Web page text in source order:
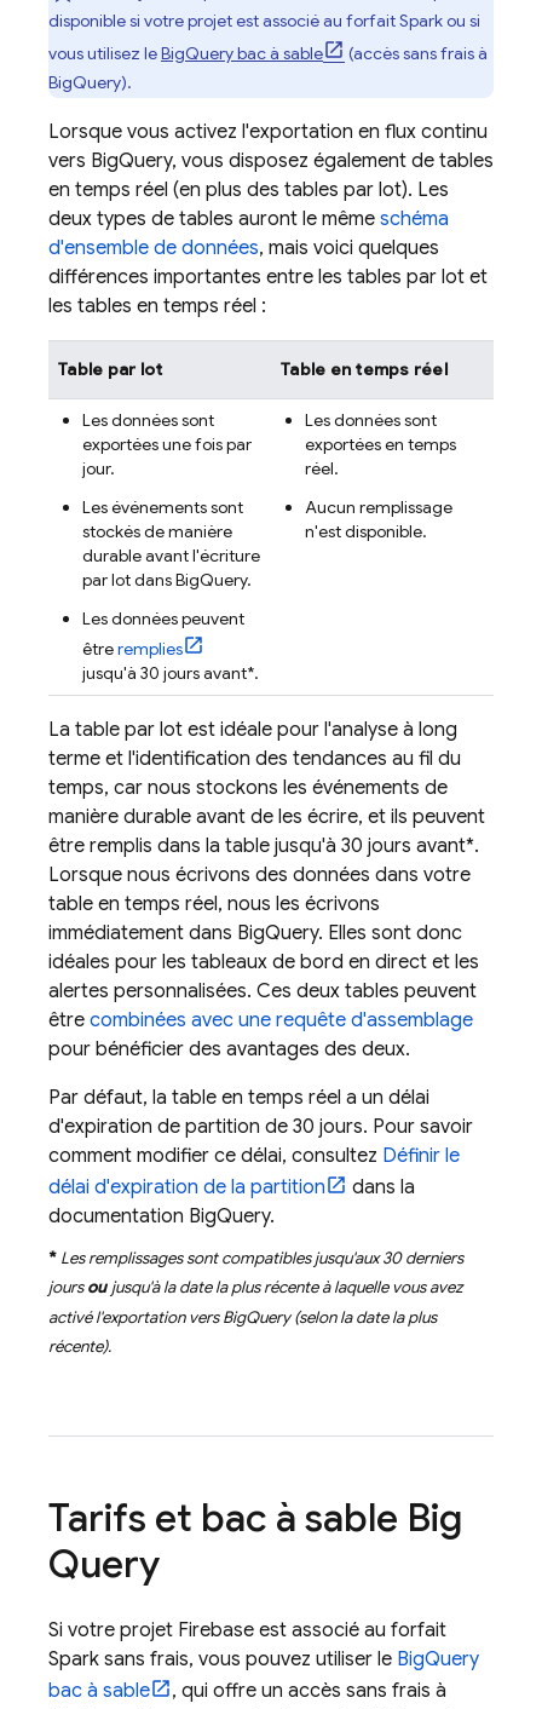
disponible si votre projet est associé au forfait Spark ou si
vous utilisez leBigQuerybac à sable
(accès sans frais à
BigQuery).
Lorsque vous activez l'exportation en flux continu
vers BigQuery, vous disposez également de tables
en temps réel (en plus des tables par lot). Les
deux types de tables auront le même schéma
d'ensemble de données, mais voici quelques
différences importantes entre les tables par lot et
les tables en temps réel :
Table par lot Table en temps réel
Les données sont
exportées une fois par
jour.
Les événements sont
stockés de manière
durable avant l'écriture
par lot dansBigQuery.
Les données peuvent
êtreremplies
jusqu'à 30 jours avant*.
Les données sont
exportées en temps
réel.
Aucun remplissage
n'est disponible.
La table par lot est idéale pour l'analyse à long
terme et l'identification des tendances au fil du
temps, car nous stockons les événements de
manière durable avant de les écrire, et ils peuvent
être remplis dans la table jusqu'à 30 jours avant*.
Lorsque nous écrivons des données dans votre
table en temps réel, nous les écrivons
immédiatement dans BigQuery. Elles sont donc
idéales pour les tableaux de bord en direct et les
alertes personnalisées. Ces deux tables peuvent
être combinées avec une requête d'assemblage
pour bénéficier des avantages des deux.
Par défaut, la table en temps réel a un délai
d'expiration de partition de 30 jours. Pour savoir
comment modifier ce délai, consultez Définir le
délai d'expiration de la partition
dans la
documentation BigQuery.
* Les remplissages sont compatibles jusqu'aux 30 derniers
joursoujusqu'à la date la plus récente à laquelle vous avez
activé l'exportation versBigQuery(selon la date la plus
récente).
Tarifs et bac à sable Big
Query
Si votre projet Firebase est associé au forfait
Spark sans frais, vous pouvez utiliser le BigQuery
bac à sable
, qui offre un accès sans frais à